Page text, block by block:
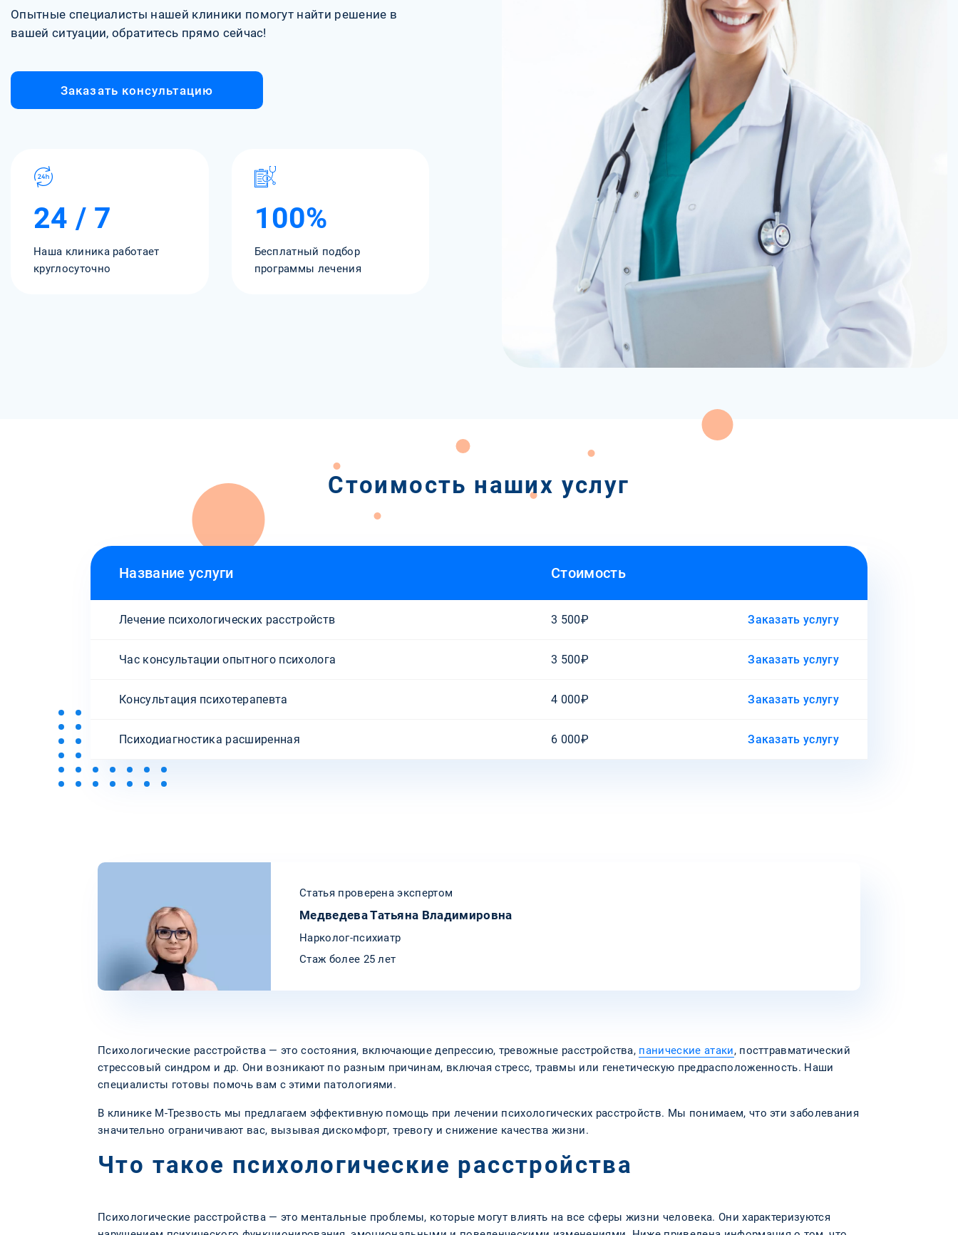
Опытные специалисты нашей клиники помогут найти решение в
вашей ситуации, обратитесь прямо сейчас!
Заказать консультацию
24 / 7
Наша клиника работает
круглосуточно
100%
Бесплатный подбор
программы лечения
Стоимость наших услуг
Название услуги Стоимость
Лечение психологических расстройств 3 500₽ Заказать услугу
Час консультации опытного психолога 3 500₽ Заказать услугу
Консультация психотерапевта 4 000₽ Заказать услугу
Психодиагностика расширенная 6 000₽ Заказать услугу
Статья проверена экспертом
Медведева Татьяна Владимировна
Нарколог-психиатр
Стаж более 25 лет
Психологические расстройства — это состояния, включающие депрессию, тревожные расстройства, панические атаки, посттравматический
стрессовый синдром и др. Они возникают по разным причинам, включая стресс, травмы или генетическую предрасположенность. Наши
специалисты готовы помочь вам с этими патологиями.
В клинике М-Трезвость мы предлагаем эффективную помощь при лечении психологических расстройств. Мы понимаем, что эти заболевания
значительно ограничивают вас, вызывая дискомфорт, тревогу и снижение качества жизни.
Что такое психологические расстройства
Психологические расстройства — это ментальные проблемы, которые могут влиять на все сферы жизни человека. Они характеризуются